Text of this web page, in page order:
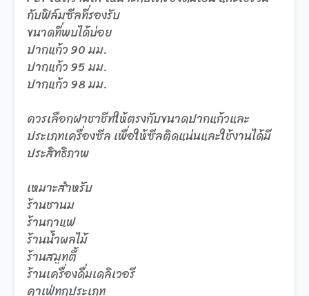
กับฟิล์มซีลที่รองรับ
ขนาดที่พบได้บ่อย
ปากแก้ว 90 มม.
ปากแก้ว 95 มม.
ปากแก้ว 98 มม.
ควรเลือกฝาชาชีทให้ตรงกับขนาดปากแก้วและ
ประเภทเครื่องซีล เพื่อให้ซีลติดแน่นและใช้งานได้มี
ประสิทธิภาพ
เหมาะสำหรับ
ร้านชานม
ร้านกาแฟ
ร้านน้ำผลไม้
ร้านสมูทตี้
ร้านเครื่องดื่มเดลิเวอรี
คาเฟ่ทุกประเภท